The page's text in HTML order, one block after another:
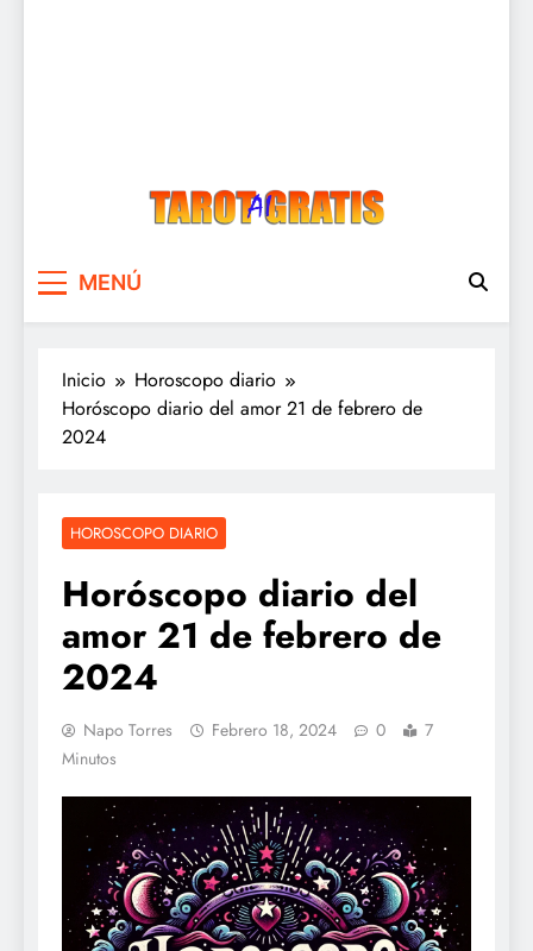
MENÚ
Inicio
Horoscopo diario
Horóscopo diario del amor 21 de febrero de
2024
HOROSCOPO DIARIO
Horóscopo diario del
amor 21 de febrero de
2024
Napo Torres Febrero 18, 2024 0
7
Minutos